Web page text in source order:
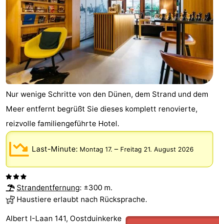
Nur wenige Schritte von den Dünen, dem Strand und dem
Meer entfernt begrüßt Sie dieses komplett renovierte,
reizvolle familiengeführte Hotel.
Last-Minute: Montag 17. – Freitag 21. August 2026
Strandentfernung: ±300 m.
Haustiere erlaubt nach Rücksprache.
Albert I-Laan 141, Oostduinkerke